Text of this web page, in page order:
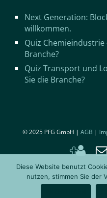
Next Generation:
willkommen.
Quiz Chemieindustrie
Branche?
Quiz Transport und
Sie die Branche?
© 2025 PFG GmbH | AGB |
Kontakt
Diese Website benutzt
nutzen, stimmen Sie der